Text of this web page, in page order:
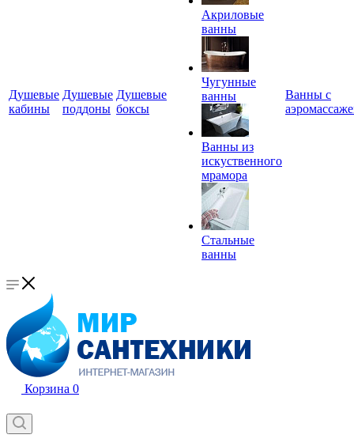
Душевые
кабины
Душевые
поддоны
Душевые
боксы
Акриловые
ванны
Чугунные
ванны
Ванны из
искуственного
мрамора
Стальные
ванны
Ванны с
Корзина 0